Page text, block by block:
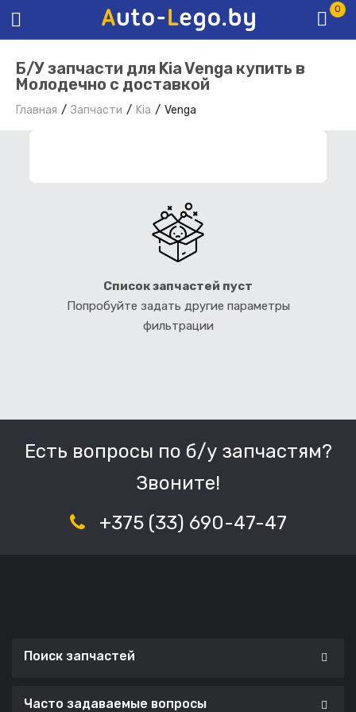
0
Б/У запчасти для Kia Venga купить в
Молодечно с доставкой
Главная Запчасти Kia Venga
Список запчастей пуст
Попробуйте задать другие параметры
фильтрации
Есть вопросы по б/у запчастям?
Звоните!
+375 (33) 690-47-47
Поиск запчастей
Часто задаваемые вопросы